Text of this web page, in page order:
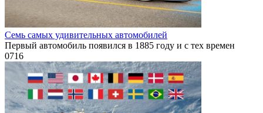
Семь самых удивительных автомобилей
Первый автомобиль появился в 1885 году и с тех времен
0716